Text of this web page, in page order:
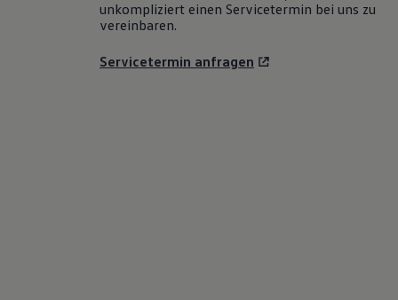
unkompliziert einen Servicetermin bei uns zu
vereinbaren.
Servicetermin anfragen